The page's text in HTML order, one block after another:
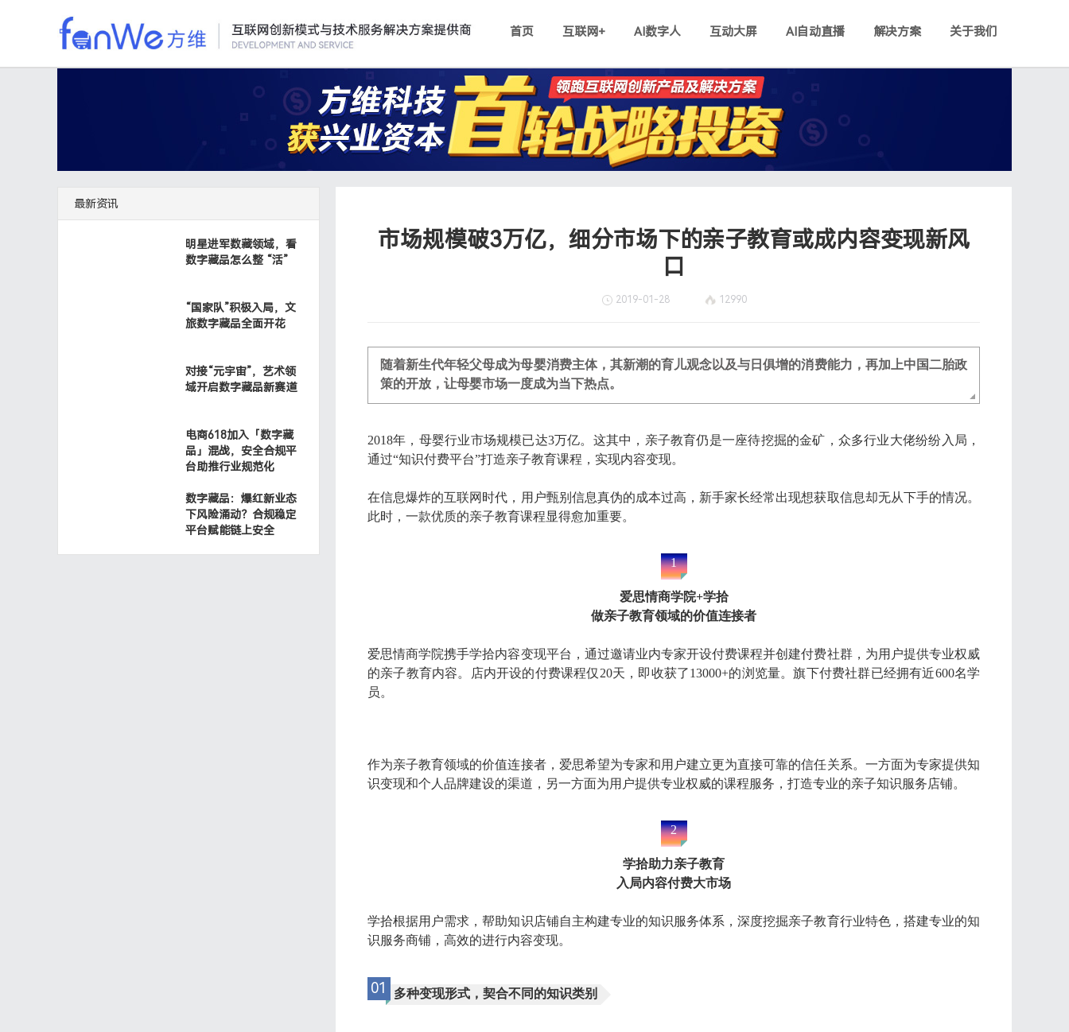
首页 互联网+
私有化部署
搭建您的私域管理系统
商城系统 
电商新零售
匹配新零售业务的优质在线商城
头条鲁班、快手金牛等二类电商平台
前置仓电商
互动直播 
电商新零售+小程序直播
小程序直播助力电商私域流量变现
助您搭建专属的直播+平台
短视频系统
短视频 
短视频获客云平台
基于微信小程序一键获客，高效转化
AI数字人直播
AI数字人 互动大屏 AI自动直播 解决方案
多用户商城
支持多商户入驻的综合商城平台
直播解决方案 
娱乐直播
打赏、送礼、评论、与主播连麦
直播间互动游戏，边玩游戏边直播
购物直播
在线交流、共享讲义、付费观看
内容付费解决方案 
知识付费系统
多种变现形式让知识价值最大化
AI数字人解决方案 
AI数字人直播
无需真人出镜，实现7X24小时直播
关于我们
联系我们
最新资讯
明星进军数藏领域，看
数字藏品怎么整 “活”
“国家队”积极入局，文
旅数字藏品全面开花
对接“元宇宙”，艺术领
域开启数字藏品新赛道
电商618加入「数字藏
品」混战，安全合规平
台助推行业规范化
数字藏品：爆红新业态
下风险涌动？合规稳定
平台赋能链上安全
市场规模破3万亿，细分市场下的亲子教育或成内容变现新风
口
2019-01-28 12990
随着新生代年轻父母成为母婴消费主体，其新潮的育儿观念以及与日俱增的消费能力，再加上中国二胎政
策的开放，让母婴市场一度成为当下热点。
2018年，母婴行业市场规模已达3万亿。这其中，亲子教育仍是一座待挖掘的金矿，众多行业大佬纷纷入局，
通过“知识付费平台”打造亲子教育课程，实现内容变现。
在信息爆炸的互联网时代，用户甄别信息真伪的成本过高，新手家长经常出现想获取信息却无从下手的情况。
此时，一款优质的亲子教育课程显得愈加重要。
1
爱思情商学院+学拾
做亲子教育领域的价值连接者
爱思情商学院携手学拾内容变现平台，通过邀请业内专家开设付费课程并创建付费社群，为用户提供专业权威
的亲子教育内容。店内开设的付费课程仅20天，即收获了13000+的浏览量。旗下付费社群已经拥有近600名学
员。
作为亲子教育领域的价值连接者，爱思希望为专家和用户建立更为直接可靠的信任关系。一方面为专家提供知
识变现和个人品牌建设的渠道，另一方面为用户提供专业权威的课程服务，打造专业的亲子知识服务店铺。
2
学拾助力亲子教育
入局内容付费大市场
学拾根据用户需求，帮助知识店铺自主构建专业的知识服务体系，深度挖掘亲子教育行业特色，搭建专业的知
识服务商铺，高效的进行内容变现。
01 多种变现形式，契合不同的知识类别